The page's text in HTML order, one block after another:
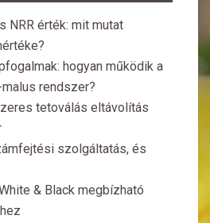
NRR érték: mit mutat
hogyan működik a
rendszer?
tetoválás eltávolítás
szolgáltatás, és
& Black megbízható